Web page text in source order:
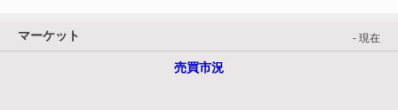
マーケット - 現在
売買市況